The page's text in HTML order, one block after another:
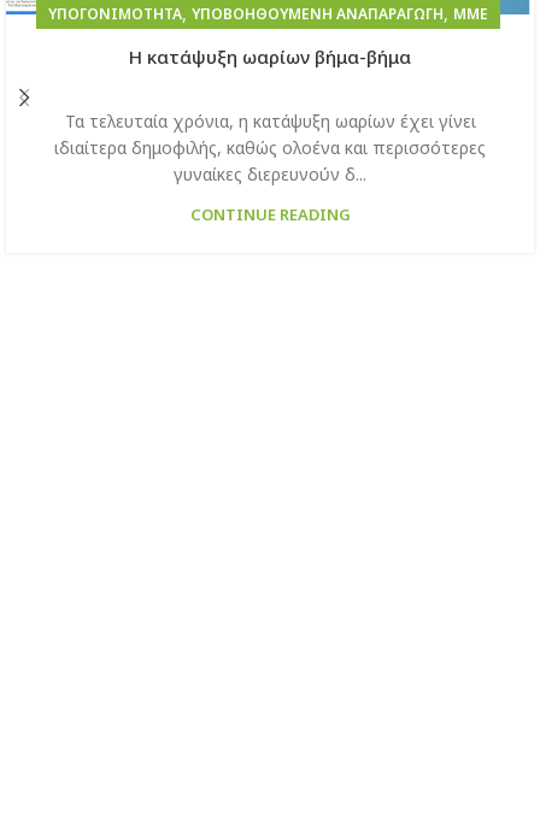
ΥΠΟΓΟΝΙΜΌΤΗΤΑ, ΥΠΟΒΟΗΘΟΎΜΕΝΗ ΑΝΑΠΑΡΑΓΩΓΉ, ΜΜΕ
H κατάψυξη ωαρίων βήμα-βήμα
Τα τελευταία χρόνια, η κατάψυξη ωαρίων έχει γίνει
ιδιαίτερα δημοφιλής, καθώς ολοένα και περισσότερες
γυναίκες διερευνούν δ...
CONTINUE READING